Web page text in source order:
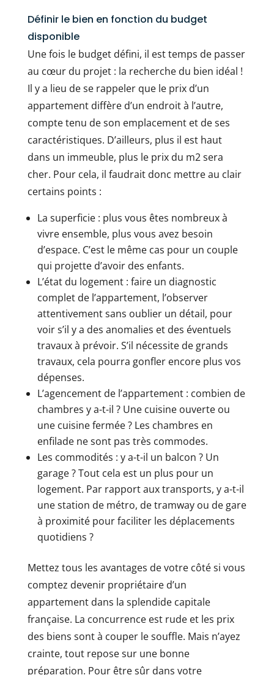
Définir le bien en fonction du budget
disponible
Une fois le budget défini, il est temps de passer
au cœur du projet : la recherche du bien idéal !
Il y a lieu de se rappeler que le prix d’un
appartement diffère d’un endroit à l’autre,
compte tenu de son emplacement et de ses
caractéristiques. D’ailleurs, plus il est haut
dans un immeuble, plus le prix du m2 sera
cher. Pour cela, il faudrait donc mettre au clair
certains points :
La superficie : plus vous êtes nombreux à
vivre ensemble, plus vous avez besoin
d’espace. C’est le même cas pour un couple
qui projette d’avoir des enfants.
L’état du logement : faire un diagnostic
complet de l’appartement, l’observer
attentivement sans oublier un détail, pour
voir s’il y a des anomalies et des éventuels
travaux à prévoir. S’il nécessite de grands
travaux, cela pourra gonfler encore plus vos
dépenses.
L’agencement de l’appartement : combien de
chambres y a-t-il ? Une cuisine ouverte ou
une cuisine fermée ? Les chambres en
enfilade ne sont pas très commodes.
Les commodités : y a-t-il un balcon ? Un
garage ? Tout cela est un plus pour un
logement. Par rapport aux transports, y a-t-il
une station de métro, de tramway ou de gare
à proximité pour faciliter les déplacements
quotidiens ?
Mettez tous les avantages de votre côté si vous
comptez devenir propriétaire d’un
appartement dans la splendide capitale
française. La concurrence est rude et les prix
des biens sont à couper le souffle. Mais n’ayez
crainte, tout repose sur une bonne
préparation. Pour être sûr dans votre